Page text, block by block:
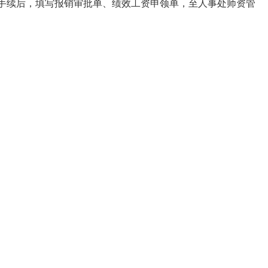
后，填写报销审批单、绩效工资申领单，至人事处师资管